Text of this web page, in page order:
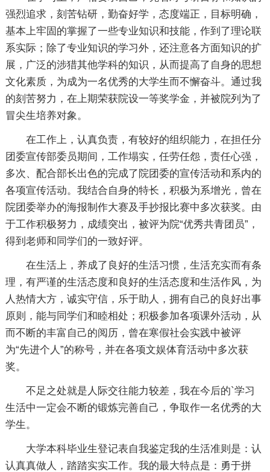
强烈追求，刻苦钻研，勤奋好学，态度端正，目标明确，
基本上牢固的掌握了一些专业知识和技能，作到了理论联
系实际；除了专业知识的学习外，还注意各方面知识的扩
展，广泛的涉猎其他学科的知识，从而提高了自身的思想
文化素质，为成为一名优秀的大学生而不懈奋斗。通过我
的刻苦努力，在上期荣获院设一等奖学金，并被院列为了
冒尖生培养对象。
在工作上，认真负责，有较好的组织能力，在担任分
团委宣传部委员期间，工作塌实，任劳任怨，责任心强，
多次、配合部长出色的完成了院团委的宣传活动和系内的
各项宣传活动。我结合自身的特长，积极为系增光，曾在
院团委举办的海报制作大赛及手抄报比赛中多次获奖。由
于工作积极努力，成绩突出，被评为院“优秀共青团员”，
得到老师和同学们的一致好评。
在生活上，养成了良好的生活习惯，生活充实而有条
理，有严谨的生活态度和良好的生活态度和生活作风，为
人热情大方，诚实守信，乐于助人，拥有自己的良好出事
原则，能与同学们和睦相处；积极参加各项课外活动，从
而不断的丰富自己的阅历，曾在寒假社会实践中被评
为“先进个人”的称号，并在各项文娱体育活动中多次获
奖。
不足之处就是人际交往能力较差，我在今后的`学习
生活中一定会不断的锻炼完善自己，争取作一名优秀的大
学生。
大学本科毕业生登记表自我鉴定我的生活准则是：认
认真真做人，踏踏实实工作。我的最大特点是：勇于拼